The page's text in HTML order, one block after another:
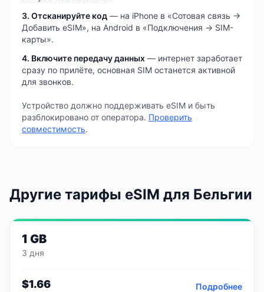
3. Отсканируйте код — на iPhone в «Сотовая связь →
Добавить eSIM», на Android в «Подключения → SIM-
карты».
4. Включите передачу данных — интернет заработает
сразу по прилёте, основная SIM останется активной
для звонков.
Устройство должно поддерживать eSIM и быть
разблокировано от оператора. Проверить
совместимость.
Другие тарифы eSIM для Бельгии
1 GB
3 дня
$1.66 Подробнее